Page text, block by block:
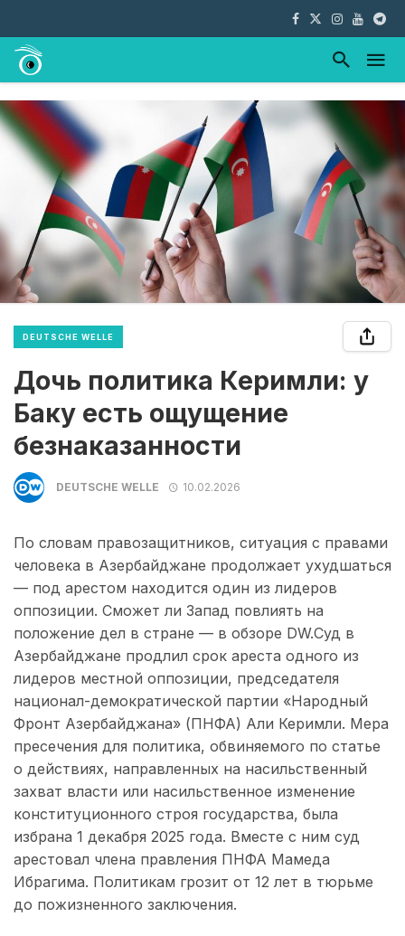
DEUTSCHE WELLE
Дочь политика Керимли: у
Баку есть ощущение
безнаказанности
DEUTSCHE WELLE 10.02.2026
По словам правозащитников, ситуация с правами
человека в Азербайджане продолжает ухудшаться
— под арестом находится один из лидеров
оппозиции. Сможет ли Запад повлиять на
положение дел в стране — в обзоре DW.Суд в
Азербайджане продлил срок ареста одного из
лидеров местной оппозиции, председателя
национал-демократической партии «Народный
Фронт Азербайджана» (ПНФА) Али Керимли. Мера
пресечения для политика, обвиняемого по статье
о действиях, направленных на насильственный
захват власти или насильственное изменение
конституционного строя государства, была
избрана 1 декабря 2025 года. Вместе с ним суд
арестовал члена правления ПНФА Мамеда
Ибрагима. Политикам грозит от 12 лет в тюрьме
до пожизненного заключения.